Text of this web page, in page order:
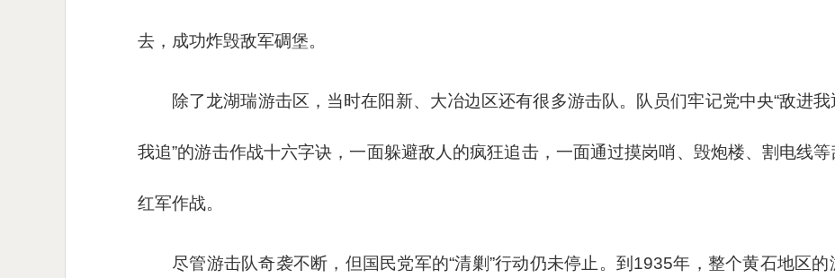
去，成功炸毁敌军碉堡。
除了龙湖瑞游击区，当时在阳新、大冶边区还有很多游击队。队员们牢记党中央“敌进
我追”的游击作战十六字诀，一面躲避敌人的疯狂追击，一面通过摸岗哨、毁炮楼、割电线
红军作战。
尽管游击队奇袭不断，但国民党军的“清剿”行动仍未停止。到1935年，整个黄石地区